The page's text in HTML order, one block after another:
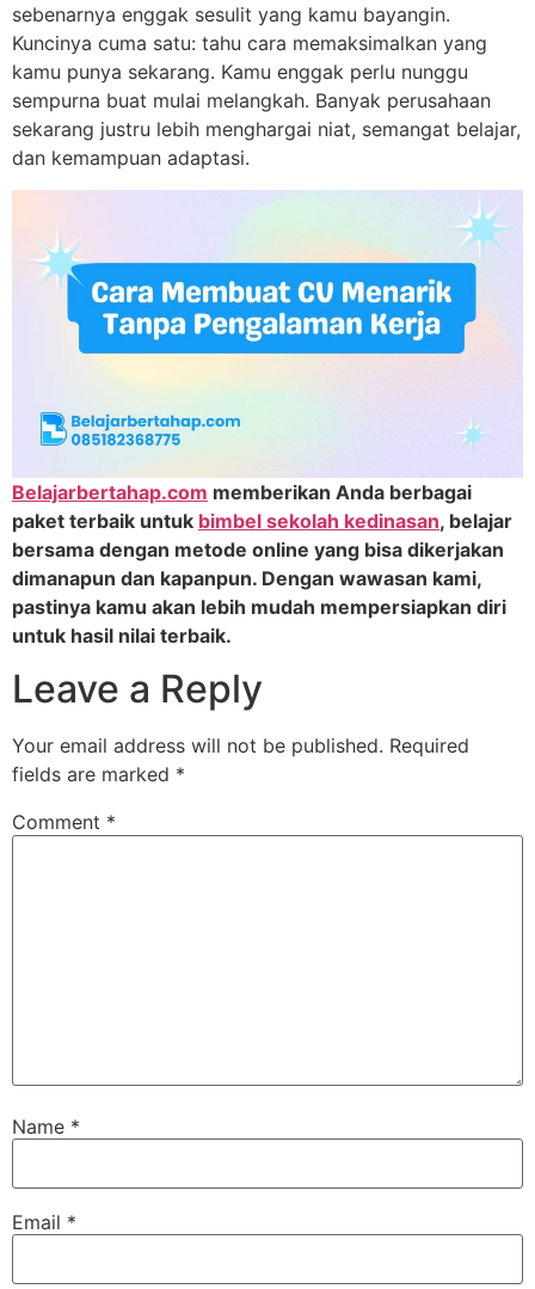
sebenarnya enggak sesulit yang kamu bayangin.
Kuncinya cuma satu: tahu cara memaksimalkan yang
kamu punya sekarang. Kamu enggak perlu nunggu
sempurna buat mulai melangkah. Banyak perusahaan
sekarang justru lebih menghargai niat, semangat belajar,
dan kemampuan adaptasi.
Belajarbertahap.com memberikan Anda berbagai
paket terbaik untuk bimbel sekolah kedinasan, belajar
bersama dengan metode online yang bisa dikerjakan
dimanapun dan kapanpun. Dengan wawasan kami,
pastinya kamu akan lebih mudah mempersiapkan diri
untuk hasil nilai terbaik.
Leave a Reply
Your email address will not be published. Required
fields are marked *
Comment *
Name *
Email *